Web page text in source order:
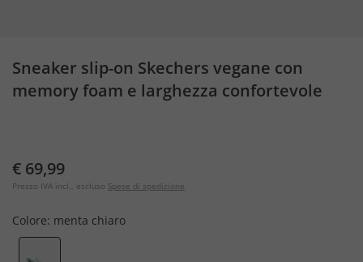
Sneaker slip-on Skechers vegane con
memory foam e larghezza confortevole
€ 69,99
Prezzo IVA incl., escluso Spese di spedizione
Colore: menta chiaro